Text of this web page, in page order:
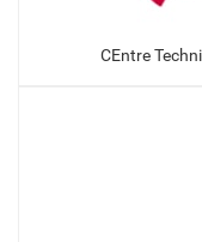
CEntre